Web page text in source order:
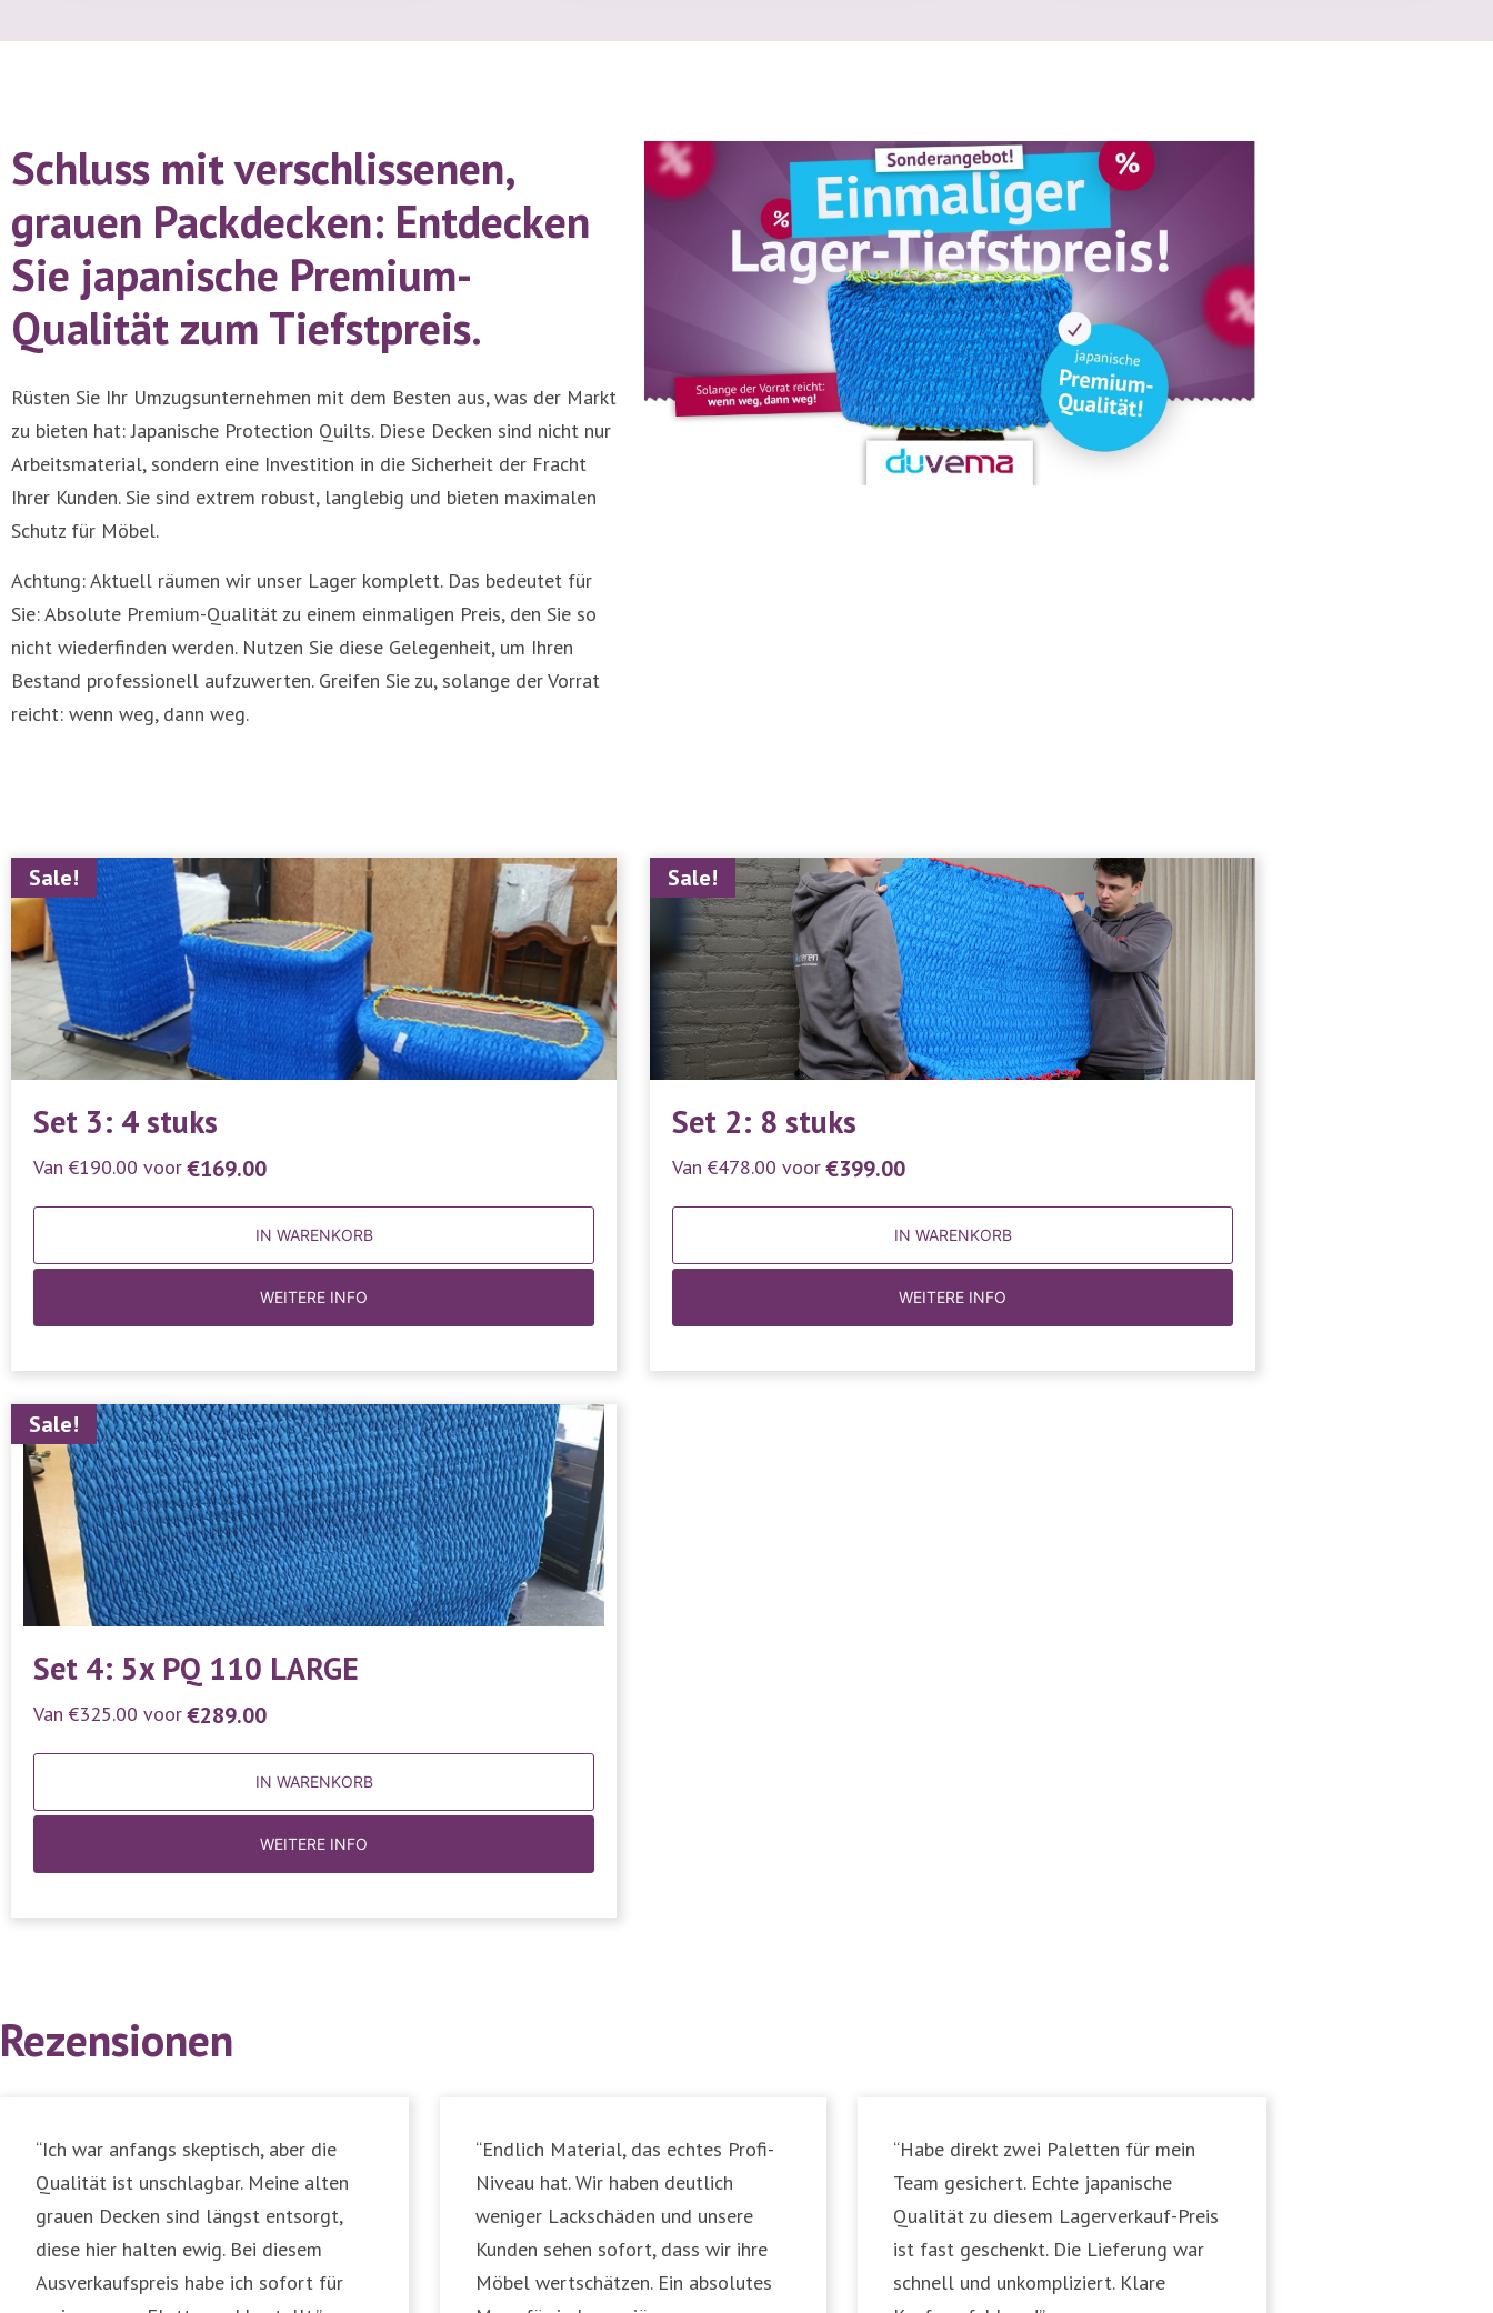
Schluss mit verschlissenen,
grauen Packdecken: Entdecken
Sie japanische Premium-
Qualität zum Tiefstpreis.
Rüsten Sie Ihr Umzugsunternehmen mit dem Besten aus, was der Markt
zu bieten hat: Japanische Protection Quilts. Diese Decken sind nicht nur
Arbeitsmaterial, sondern eine Investition in die Sicherheit der Fracht
Ihrer Kunden. Sie sind extrem robust, langlebig und bieten maximalen
Schutz für Möbel.
Achtung: Aktuell räumen wir unser Lager komplett. Das bedeutet für
Sie: Absolute Premium-Qualität zu einem einmaligen Preis, den Sie so
nicht wiederfinden werden. Nutzen Sie diese Gelegenheit, um Ihren
Bestand professionell aufzuwerten. Greifen Sie zu, solange der Vorrat
reicht: wenn weg, dann weg.
Sale!
Set 3: 4 stuks
Van €190.00 voor€169.00
IN WARENKORB
WEITERE INFO
Sale!
Set 2: 8 stuks
Van €478.00 voor€399.00
IN WARENKORB
WEITERE INFO
Sale!
Set 4: 5x PQ 110 LARGE
Van €325.00 voor€289.00
IN WARENKORB
WEITERE INFO
Rezensionen
“Ich war anfangs skeptisch, aber die
Qualität ist unschlagbar. Meine alten
grauen Decken sind längst entsorgt,
diese hier halten ewig. Bei diesem
Ausverkaufspreis habe ich sofort für
“Endlich Material, das echtes Profi-
Niveau hat. Wir haben deutlich
weniger Lackschäden und unsere
Kunden sehen sofort, dass wir ihre
Möbel wertschätzen. Ein absolutes
“Habe direkt zwei Paletten für mein
Team gesichert. Echte japanische
Qualität zu diesem Lagerverkauf-Preis
ist fast geschenkt. Die Lieferung war
schnell und unkompliziert. Klare